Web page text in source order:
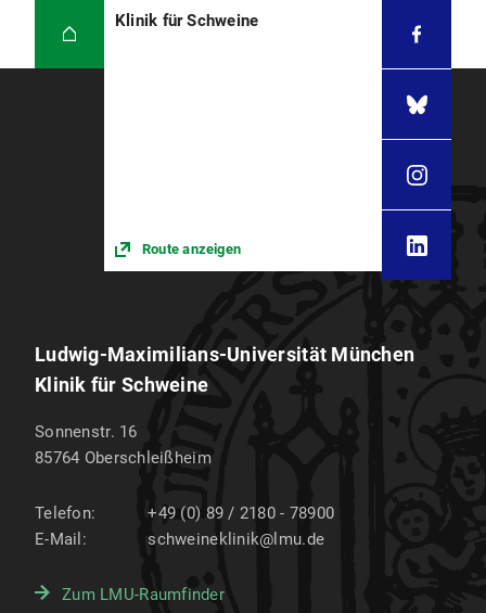
Klinik für Schweine
Route anzeigen
Ludwig-Maximilians-Universität München
Klinik für Schweine
Sonnenstr. 16
85764 Oberschleißheim
Telefon:
+49 (0) 89 / 2180 - 78900
E-Mail:
schweineklinik@lmu.de
Zum LMU-Raumfinder